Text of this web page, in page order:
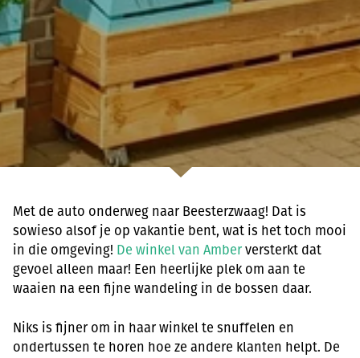
Met de auto onderweg naar Beesterzwaag! Dat is
sowieso alsof je op vakantie bent, wat is het toch mooi
in die omgeving! De winkel van Amberversterkt dat
gevoel alleen maar! Een heerlijke plek om aan te
waaien na een fijne wandeling in de bossen daar.
Niks is fijner om in haar winkel te snuffelen en
ondertussen te horen hoe ze andere klanten helpt. De